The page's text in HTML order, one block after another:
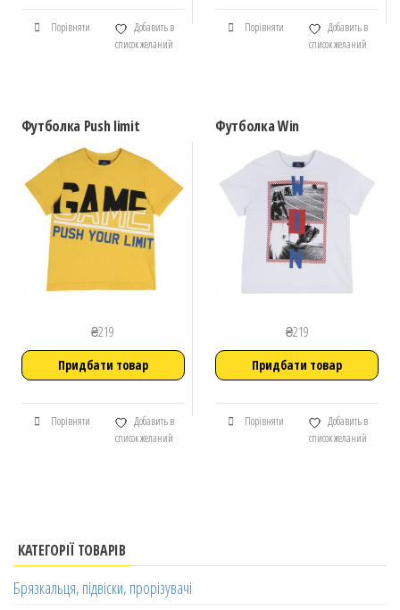
Порівняти
Добавить в
список желаний
Порівняти
Добавить в
список желаний
Футболка Push limit
₴219
Придбати товар
Порівняти
Добавить в
список желаний
Футболка Win
₴219
Придбати товар
Порівняти
Добавить в
список желаний
КАТЕГОРІЇ ТОВАРІВ
Брязкальця, підвіски, прорізувачі